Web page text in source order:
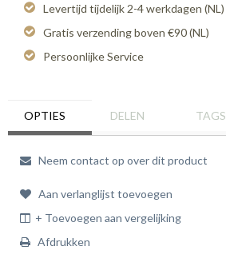
Levertijd tijdelijk 2-4 werkdagen (NL)
Gratis verzending boven €90 (NL)
Persoonlijke Service
OPTIES DELEN TAGS
Neem contact op over dit product
Aan verlanglijst toevoegen
+ Toevoegen aan vergelijking
Afdrukken